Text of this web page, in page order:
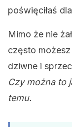
poświęciłaś
Mimo że nie
często
dziwne i
Czy można to
temu.